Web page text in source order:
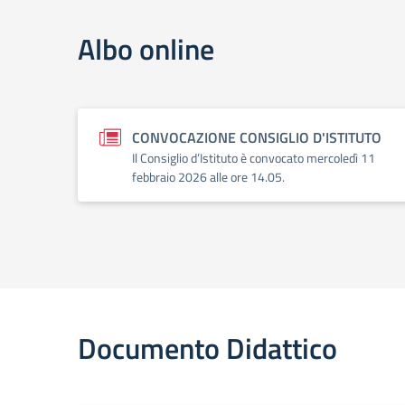
Albo online
CONVOCAZIONE CONSIGLIO D'ISTITUTO
Il Consiglio d’Istituto è convocato mercoledì 11
febbraio 2026 alle ore 14.05.
Documento Didattico